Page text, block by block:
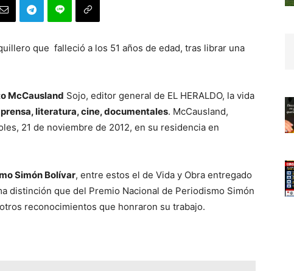
que falleció a los 51 años de edad, tras librar una
McCausland Sojo, editor general de EL HERALDO, la vida
literatura, cine, documentales. McCausland,
21 de noviembre de 2012, en su residencia en
Simón Bolívar, entre estos el de Vida y Obra entregado
distinción que del Premio Nacional de Periodismo Simón
reconocimientos que honraron su trabajo.